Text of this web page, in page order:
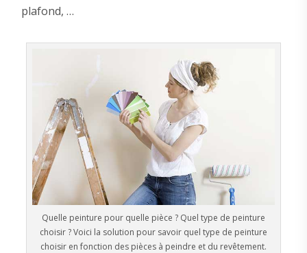
plafond, …
Quelle peinture pour quelle pièce ? Quel type de peinture
choisir ? Voici la solution pour savoir quel type de peinture
choisir en fonction des pièces à peindre et du revêtement.